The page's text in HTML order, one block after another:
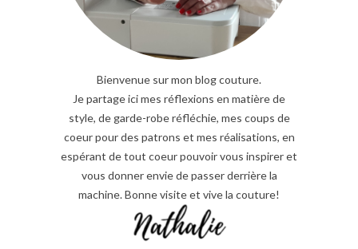
Bienvenue sur mon blog couture.
Je partage ici mes réflexions en matière de
style, de garde-robe réfléchie, mes coups de
coeur pour des patrons et mes réalisations, en
espérant de tout coeur pouvoir vous inspirer et
vous donner envie de passer derrière la
machine. Bonne visite et vive la couture!